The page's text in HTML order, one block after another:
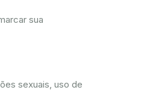
sua
sexuais, uso de